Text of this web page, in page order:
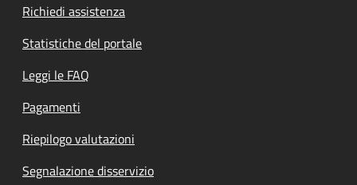
Richiedi assistenza
Statistiche del portale
Leggi le FAQ
Pagamenti
Riepilogo valutazioni
Segnalazione disservizio